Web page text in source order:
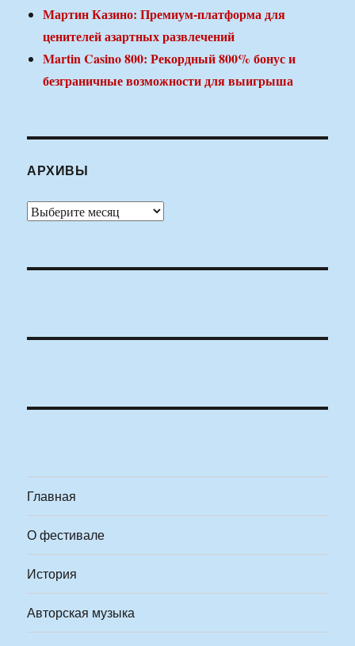
Мартин Казино: Премиум-платформа для
ценителей азартных развлечений
Martin Casino 800: Рекордный 800% бонус и
безграничные возможности для выигрыша
АРХИВЫ
Архивы
Главная
О фестивале
История
Авторская музыка